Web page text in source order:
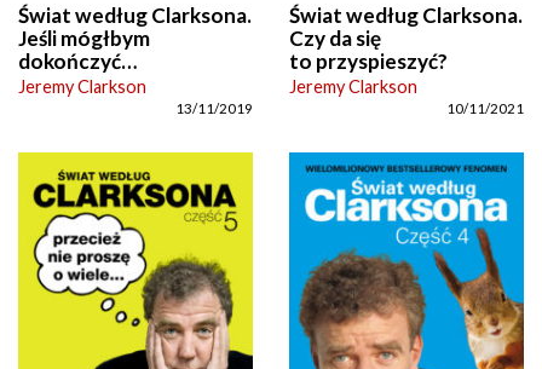
Świat według Clarksona.
Jeśli mógłbym
dokończyć…
Jeremy Clarkson
13/11/2019
Świat według Clarksona.
Czy da się
to przyspieszyć?
Jeremy Clarkson
10/11/2021